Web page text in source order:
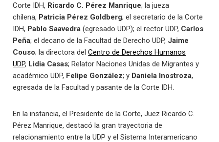
Corte IDH, Ricardo C. Pérez Manrique; la jueza
chilena, Patricia Pérez Goldberg;el secretario de la Corte
IDH, Pablo Saavedra (egresado UDP); el rector UDP, Carlos
Peña; el decano de la Facultad de Derecho UDP, Jaime
Couso; la directora delCentro de Derechos Humanos
UDP, Lidia Casas;Relator Naciones Unidas de Migrantes y
académico UDP, Felipe González; y Daniela Inostroza,
egresada de la Facultad y pasante de la Corte IDH.
En la instancia, el Presidente de la Corte, Juez Ricardo C.
Pérez Manrique, destacó la gran trayectoria de
relacionamiento entre la UDP y el Sistema Interamericano